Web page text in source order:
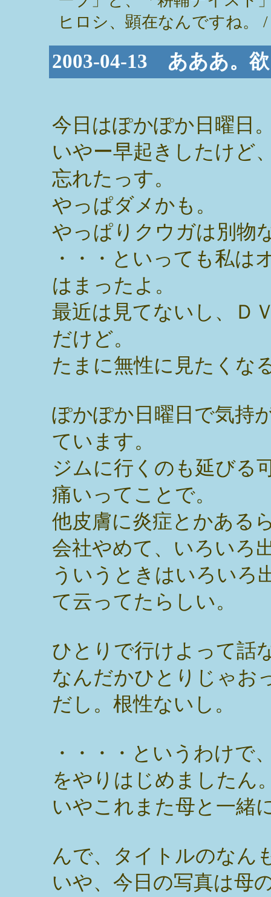
ヒロシ、顕在なんですね。
2003-04-13 あああ。
今日はぽかぽか日曜日
いやー早起きしたけど
忘れたっす。
やっぱダメかも。
やっぱりクウガは別物
・・・といっても私
はまったよ。
最近は見てないし、Ｄ
だけど。
たまに無性に見たくな
ぽかぽか日曜日で気持
ています。
ジムに行くのも延びる
痛いってことで。
他皮膚に炎症とかある
会社やめて、いろいろ
ういうときはいろいろ
て云ってたらしい。
ひとりで行けよって話
なんだかひとりじゃお
だし。根性ないし。
・・・・というわけで
をやりはじめましたん
いやこれまた母と一緒
んで、タイトルのなん
いや、今日の写真は母